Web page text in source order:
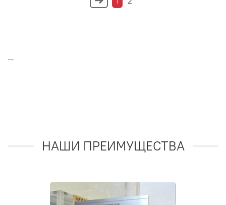
--
НАШИ ПРЕИМУЩЕСТВА